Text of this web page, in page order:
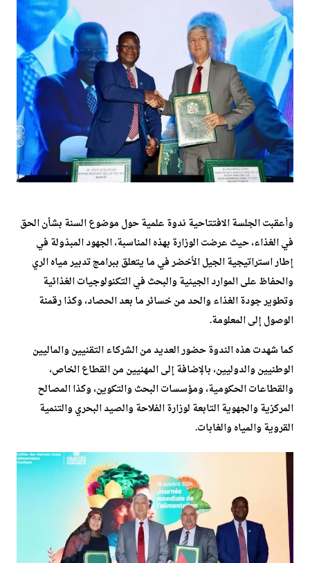
وأعقبت الجلسة الافتتاحية ندوة علمية حول موضوع السنة بشأن الحق
في الغذاء، حيث عرضت الوزارة بهذه المناسبة، الجهود المبذولة في
إطار استراتيجية الجيل الأخضر في ما يتعلق ببرامج تدبير مياه الري
والحفاظ على الموارد الجينية والبحث في التكنولوجيات الغذائية
وتطوير جودة الغذاء والحد من خسائر ما بعد الحصاد، وكذا رقمنة
الوصول إلى المعلومة.
كما شهدت هذه الندوة حضور العديد من الشركاء التقنيين والماليين
الوطنيين والدوليين، بالإضافة إلى المهنيين من القطاع الخاص،
والقطاعات الحكومية، ومؤسسات البحث والتكوين، وكذا المصالح
المركزية والجهوية التابعة لوزارة الفلاحة والصيد البحري والتنمية
القروية والمياه والغابات.